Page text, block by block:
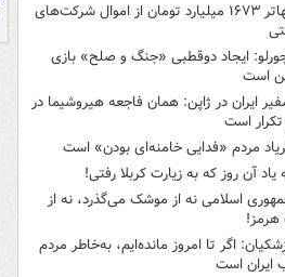
تهاتر ۱۶۷۳ میلیارد تومان از اموال شرکت‌های
ایجاد دوقطبی «جنگ و صلح‌» بازی
است
ایران در ژاپن: همان فاجعه هیروشیما در
است
مردم «فدایی خامنه‌ای بودن» است
یاد آن روز که به زیارت کربلا رفتی!
اسلامی نه از موشک می‌گذرد، نه از
هرمز!
اگر تا امروز مانده‌ایم، به‌خاطر مردم
ایران است